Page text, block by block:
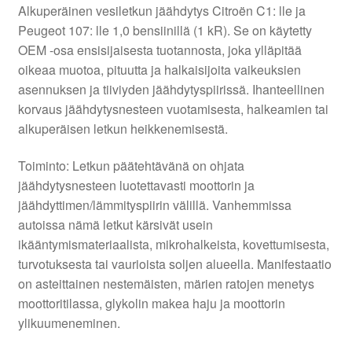
Alkuperäinen vesiletkun jäähdytys Citroën C1: lle ja
Peugeot 107: lle 1,0 bensiinillä (1 kR). Se on käytetty
OEM -osa ensisijaisesta tuotannosta, joka ylläpitää
oikeaa muotoa, pituutta ja halkaisijoita vaikeuksien
asennuksen ja tiiviyden jäähdytyspiirissä. Ihanteellinen
korvaus jäähdytysnesteen vuotamisesta, halkeamien tai
alkuperäisen letkun heikkenemisestä.
Toiminto: Letkun päätehtävänä on ohjata
jäähdytysnesteen luotettavasti moottorin ja
jäähdyttimen/lämmityspiirin välillä. Vanhemmissa
autoissa nämä letkut kärsivät usein
ikääntymismateriaalista, mikrohalkeista, kovettumisesta,
turvotuksesta tai vaurioista soljen alueella. Manifestaatio
on asteittainen nestemäisten, märien ratojen menetys
moottoritilassa, glykolin makea haju ja moottorin
ylikuumeneminen.